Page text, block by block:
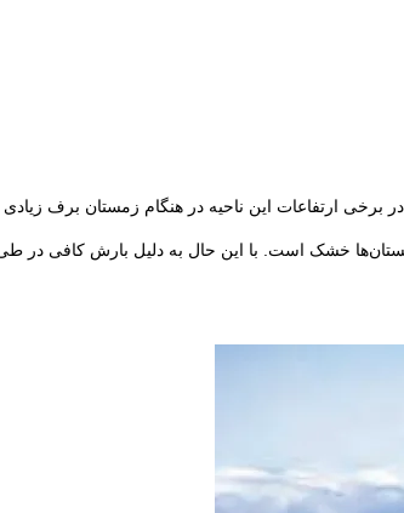
برخی ارتفاعات این ناحیه در هنگام زمستان برف
تقریباً ۹ ماه از سال بارش دارد، در تابستان‌ها خشک است. با این